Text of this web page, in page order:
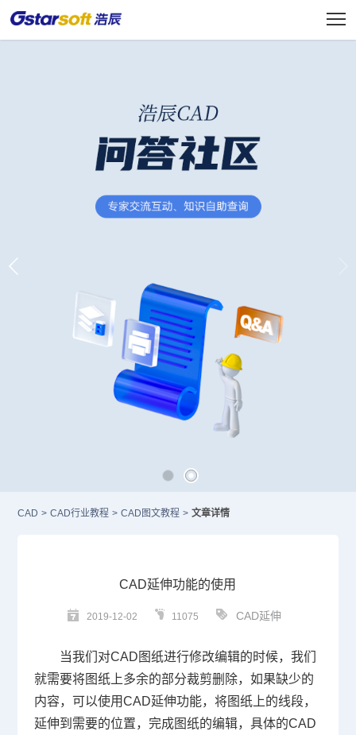
CAD > CAD行业教程 > CAD图文教程 > 文章详情
CAD延伸功能的使用
2019-12-02 11075 CAD延伸
当我们对CAD 图纸进行修改编辑的时候，我们
就需要将图纸上多余的部分裁剪删除，如果缺少的
内容，可以使用CAD延伸功能，将图纸上的线段，
延伸到需要的位置，完成图纸的编辑，具体的CAD